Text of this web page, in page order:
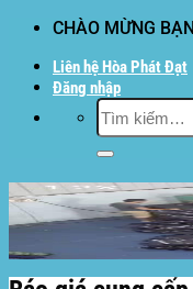
dung
CHÀO MỪNG
Liên hệ Hòa Phát Đạt
Đăng nhập
Tìm
kiếm: